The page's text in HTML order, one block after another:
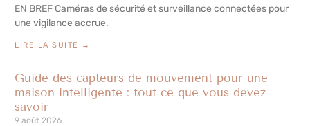
EN BREF Caméras de sécurité et surveillance connectées pour
une vigilance accrue.
LIRE LA SUITE →
Guide des capteurs de mouvement pour une
maison intelligente : tout ce que vous devez
savoir
9 août 2026